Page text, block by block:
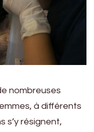
nombreuses
à différents
s’y résignent,